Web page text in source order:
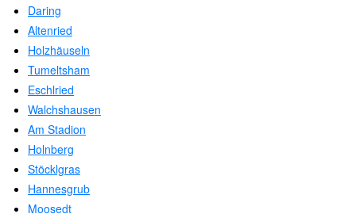
Daring
Altenried
Holzhäuseln
Tumeltsham
Eschlried
Walchshausen
Am Stadion
Holnberg
Stöcklgras
Hannesgrub
Moosedt